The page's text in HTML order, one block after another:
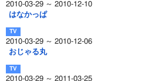
2010-03-29 ～ 2010-12-10
はなかっぱ
2010-03-29 ～ 2010-12-06
おじゃる丸
2010-03-29 ～ 2011-03-25